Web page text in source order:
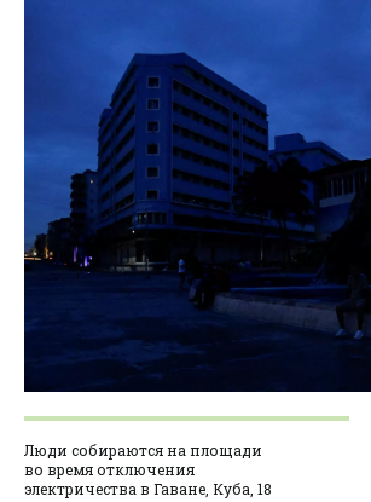
Люди собираются на площади
во время отключения
электричества в Гаване, Куба, 18